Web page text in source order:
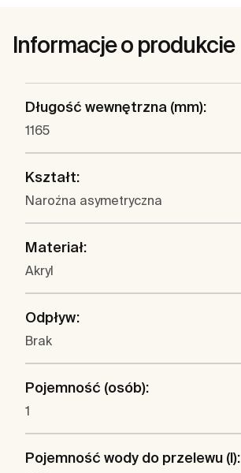
Informacje o produkcie
Długość wewnętrzna (mm):
1165
Kształt:
Narożna asymetryczna
Materiał:
Akryl
Odpływ:
Brak
Pojemność (osób):
1
Pojemność wody do przelewu (l):